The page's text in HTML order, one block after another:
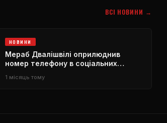
ВСІ НОВИНИ →
НОВИНИ
Мераб Двалішвілі оприлюднив
номер телефону в соціальних
1 місяць тому